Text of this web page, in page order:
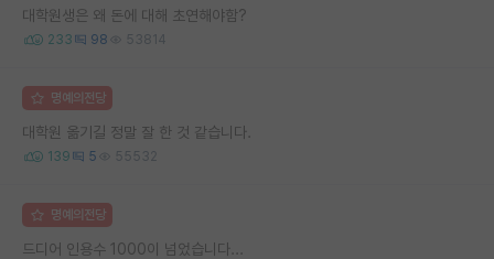
대학원생은 왜 돈에 대해 초연해야함?
233 98 53814
명예의전당
대학원 옮기길 정말 잘 한 것 같습니다.
139 5 55532
명예의전당
드디어 인용수 1000이 넘었습니다...